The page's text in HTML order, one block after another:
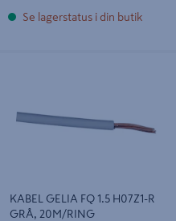
Se lagerstatus i din butik
KABEL GELIA FQ 1.5 H07Z1-R
GRÅ, 20M/RING